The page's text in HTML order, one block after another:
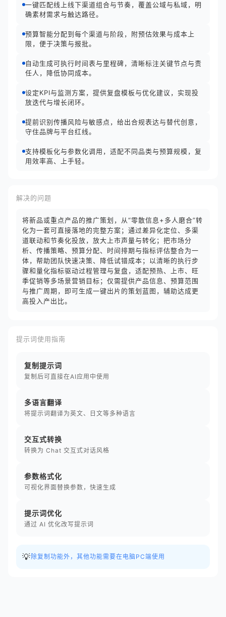
一键匹配线上线下渠道组合与节奏，覆盖公域与私域，明
确素材需求与触达路径。
预算智能分配到每个渠道与阶段，附预估效果与成本上
限，便于决策与报批。
自动生成可执行时间表与里程碑，清晰标注关键节点与责
任人，降低协同成本。
设定KPI与监测方案，提供复盘模板与优化建议，实现投
放迭代与增长闭环。
提前识别传播风险与敏感点，给出合规表达与替代创意，
守住品牌与平台红线。
支持模板化与参数化调用，适配不同品类与预算规模，复
用效率高、上手轻。
解决的问题
将新品或重点产品的推广策划，从“零散信息+多人磨合”转
化为一套可直接落地的完整方案；通过差异化定位、多渠
道联动和节奏化投放，放大上市声量与转化；把市场分
析、传播策略、预算分配、时间排期与指标评估整合为一
体，帮助团队快速决策、降低试错成本；以清晰的执行步
骤和量化指标驱动过程管理与复盘，适配预热、上市、旺
季促销等多场景营销目标；仅需提供产品信息、预算范围
与推广周期，即可生成一键出片的策划蓝图，辅助达成更
高投入产出比。
提示词使用指南
复制提示词
复制后可直接在AI应用中使用
多语言翻译
将提示词翻译为英文、日文等多种语言
交互式转换
转换为 Chat 交互式对话风格
参数格式化
可视化界面替换参数，快速生成
提示词优化
通过 AI 优化改写提示词
💡 除复制功能外，其他功能需要在电脑PC端使用